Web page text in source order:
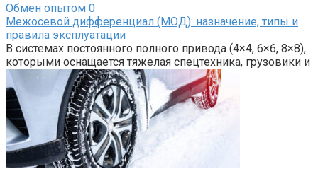
Обмен опытом 0
Межосевой дифференциал (МОД): назначение, типы и
правила эксплуатации
В системах постоянного полного привода (4×4, 6×6, 8×8),
которыми оснащается тяжелая спецтехника, грузовики и